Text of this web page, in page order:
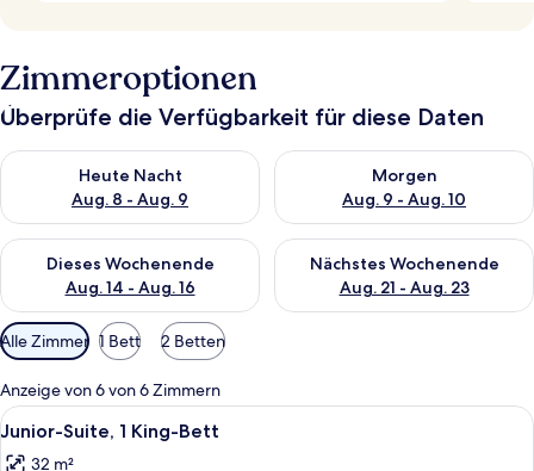
Zimmeroptionen
Überprüfe die Verfügbarkeit für diese Daten
Heute Nacht
Aug. 8 - Aug. 9
Überprüfe die Verfügbarkeit für heute Nacht, Aug. 8 - Aug. 9.
Morgen
Aug. 9 - Aug. 10
Überprüfe die Verfügbarkeit
Dieses Wochenende
Aug. 14 - Aug. 16
Überprüfe die Verfügbarkeit für dieses Wochenende, Aug. 14
Nächstes Wochenende
Aug. 21 - Aug. 23
Überprüfe die Verfügbarkeit
Verfügbare
Filter
für
Zimmer
Alle Zimmer 1 Bett 2 Betten
Anzeige von 6 von 6 Zimmern
Alle
Fotos
Ein Hotelzimmer mit Bett,
9
Junior-Suite, 1 King-Bett
32 m²